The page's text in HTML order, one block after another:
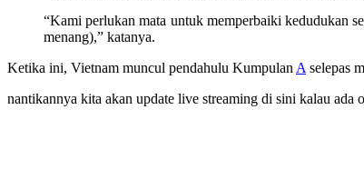
“Kami perlukan mata untuk memperbaiki kedudukan
menang),” katanya.
Ketika ini, Vietnam muncul pendahulu Kumpulan A selepas
nantikannya kita akan update live streaming di sini kalau ada